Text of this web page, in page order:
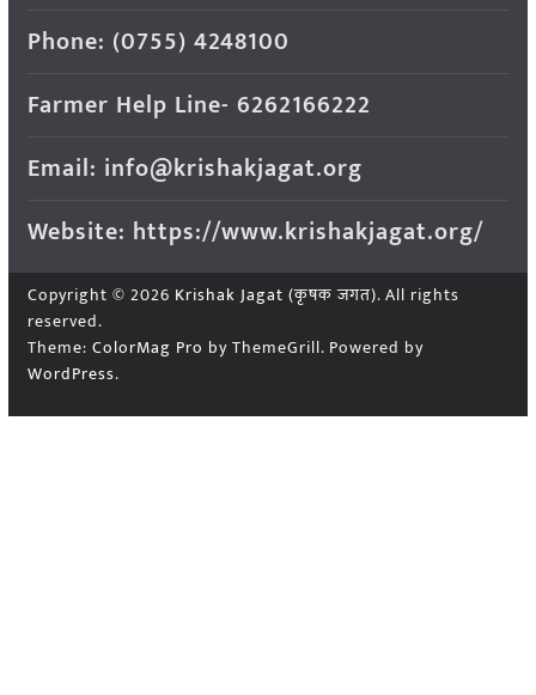
Phone: (0755) 4248100
Farmer Help Line- 6262166222
Email: info@krishakjagat.org
Website: https://www.krishakjagat.org/
Copyright © 2026 Krishak Jagat (कृषक जगत). All rights
reserved.
Theme: ColorMag Pro by ThemeGrill. Powered by
WordPress.